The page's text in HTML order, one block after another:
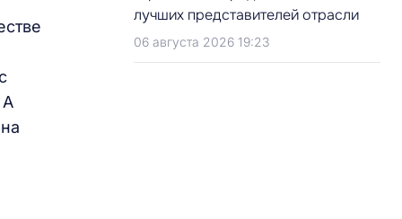
А
лучших представителей отрасли
06 августа 2026 19:23